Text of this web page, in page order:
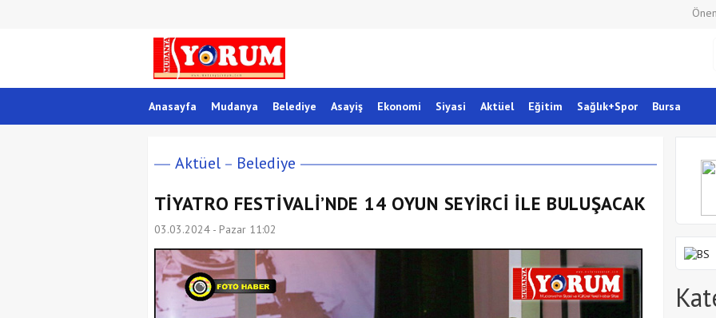
Anasayfa Mudanya Belediye Asayiş Ekonomi Siyasi Aktüel Eğitim Sağlık+Spor Bursa
Aktüel Belediye
TİYATRO FESTİVALİ’NDE 14 OYUN SEYİRCİ İLE BULUŞACAK
03.03.2024 - Pazar 11:02